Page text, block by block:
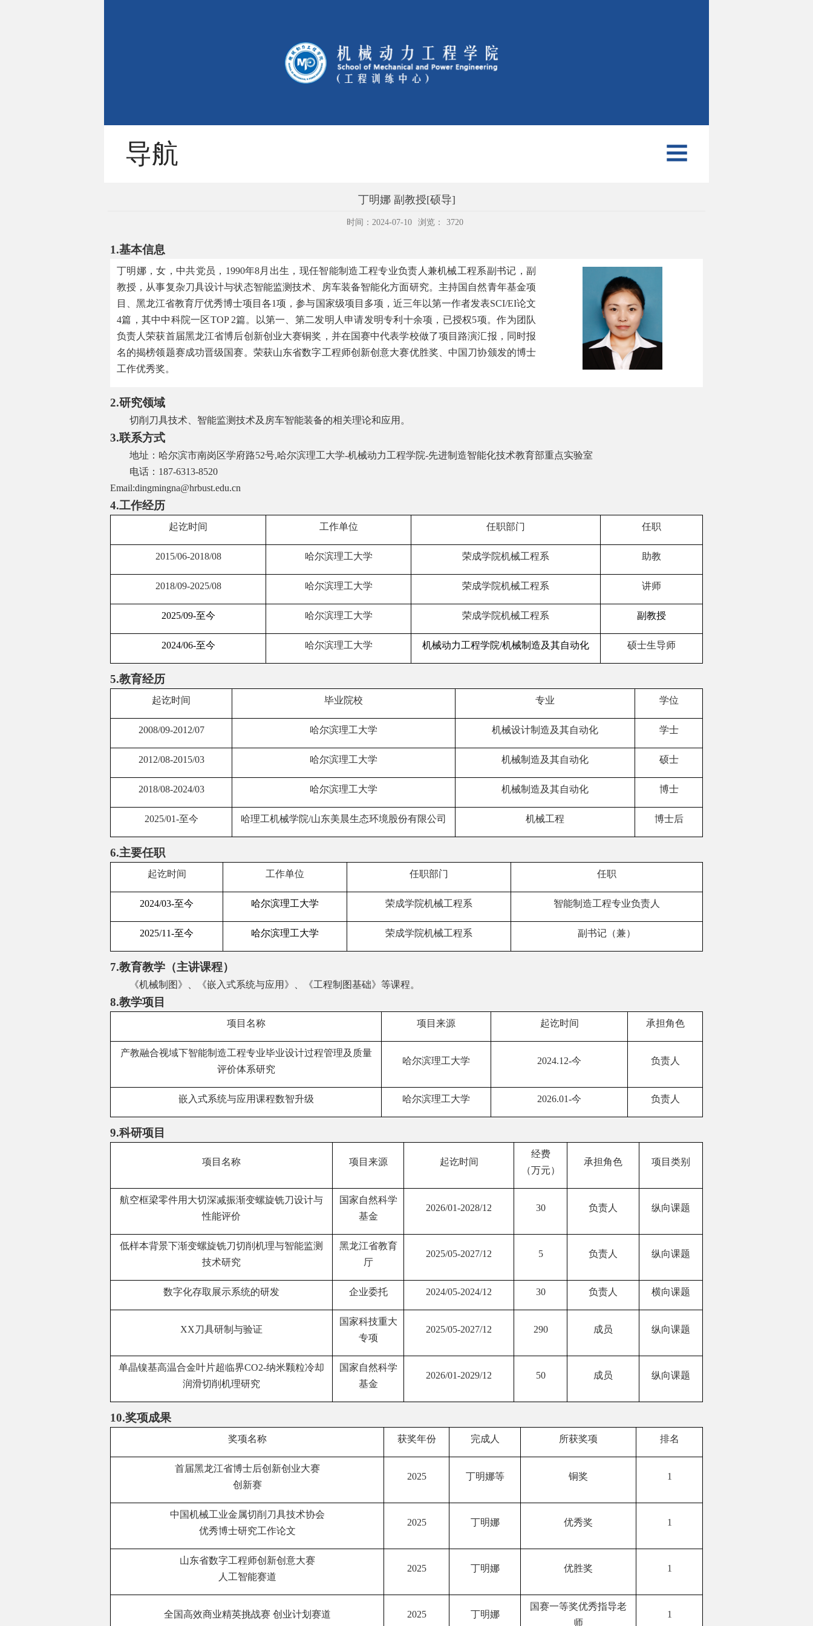
导航
丁明娜 副教授[硕导]
时间：2024-07-10 浏览： 3720
1.基本信息
丁明娜，女，中共党员， 1990年8月出生，现任智能制造工程专业负责人兼机械工程系副书记，副
教授，从事复杂刀具设计与状态智能监测技术、房车装备智能化方面研究。主持国自然青年基金项
目、黑龙江省教育厅优秀博士项目各1项，参与国家级项目多项，近三年以第一作者发表SCI/EI论文
4篇，其中中科院一区TOP 2篇。以第一、第二发明人申请发明专利十余项，已授权5项。作为团队
负责人荣获首届黑龙江省博后创新创业大赛铜奖，并在国赛中代表学校做了项目路演汇报，同时报
名的揭榜领题赛成功晋级国赛。荣获山东省数字工程师创新创意大赛优胜奖、中国刀协颁发的博士
工作优秀奖。
2.研究领域
切削刀具技术、智能监测技术及房车智能装备的相关理论和应用。
3.联系方式
地址：哈尔滨市南岗区学府路52号,哈尔滨理工大学-机械动力工程学院-先进制造智能化技术教育部重点实验室
电话： 187-6313-8520
Email:dingmingna@hrbust.edu.cn
4.工作经历
起讫时间 工作单位 任职部门 任职
2015/06-2018/08 哈尔滨理工大学 荣成学院机械工程系 助教
2018/09-2025/08 哈尔滨理工大学 荣成学院机械工程系 讲师
2025/09-至今 哈尔滨理工大学 荣成学院机械工程系 副教授
2024/06-至今 哈尔滨理工大学 机械动力工程学院/机械制造及其自动化 硕士生导师
5.教育经历
起讫时间 毕业院校 专业 学位
2008/09-2012/07 哈尔滨理工大学 机械设计制造及其自动化 学士
2012/08-2015/03 哈尔滨理工大学 机械制造及其自动化 硕士
2018/08-2024/03 哈尔滨理工大学 机械制造及其自动化 博士
2025/01-至今 哈理工机械学院/山东美晨生态环境股份有限公司 机械工程 博士后
6.主要任职
起讫时间 工作单位 任职部门 任职
2024/03-至今 哈尔滨理工大学 荣成学院机械工程系 智能制造工程专业负责人
2025/11-至今 哈尔滨理工大学 荣成学院机械工程系 副书记（兼）
7.教育教学（主讲课程）
《机械制图》、《嵌入式系统与应用》、《工程制图基础》等课程。
8.教学项目
项目名称 项目来源 起讫时间 承担角色
产教融合视域下智能制造工程专业毕业设计过程管理及质量
评价体系研究
哈尔滨理工大学 2024.12-今 负责人
嵌入式系统与应用课程数智升级 哈尔滨理工大学 2026.01-今 负责人
9.科研项目
项目名称 项目来源 起讫时间
经费
（万元）
承担角色 项目类别
航空框梁零件用大切深减振渐变螺旋铣刀设计与
性能评价
国家自然科学
基金
2026/01-2028/12 30 负责人 纵向课题
低样本背景下渐变螺旋铣刀切削机理与智能监测
技术研究
黑龙江省教育
厅
2025/05-2027/12 5 负责人 纵向课题
数字化存取展示系统的研发 企业委托 2024/05-2024/12 30 负责人 横向课题
XX刀具研制与验证
国家科技重大
专项
2025/05-2027/12 290 成员 纵向课题
单晶镍基高温合金叶片超临界CO2-纳米颗粒冷却
润滑切削机理研究
国家自然科学
基金
2026/01-2029/12 50 成员 纵向课题
10.奖项成果
奖项名称 获奖年份 完成人 所获奖项 排名
首届黑龙江省博士后创新创业大赛
创新赛
2025 丁明娜等 铜奖 1
中国机械工业金属切削刀具技术协会
优秀博士研究工作论文
2025 丁明娜 优秀奖 1
山东省数字工程师创新创意大赛
人工智能赛道
2025 丁明娜 优胜奖 1
全国高效商业精英挑战赛 创业计划赛道 2025 丁明娜
国赛一等奖优秀指导老
师
1